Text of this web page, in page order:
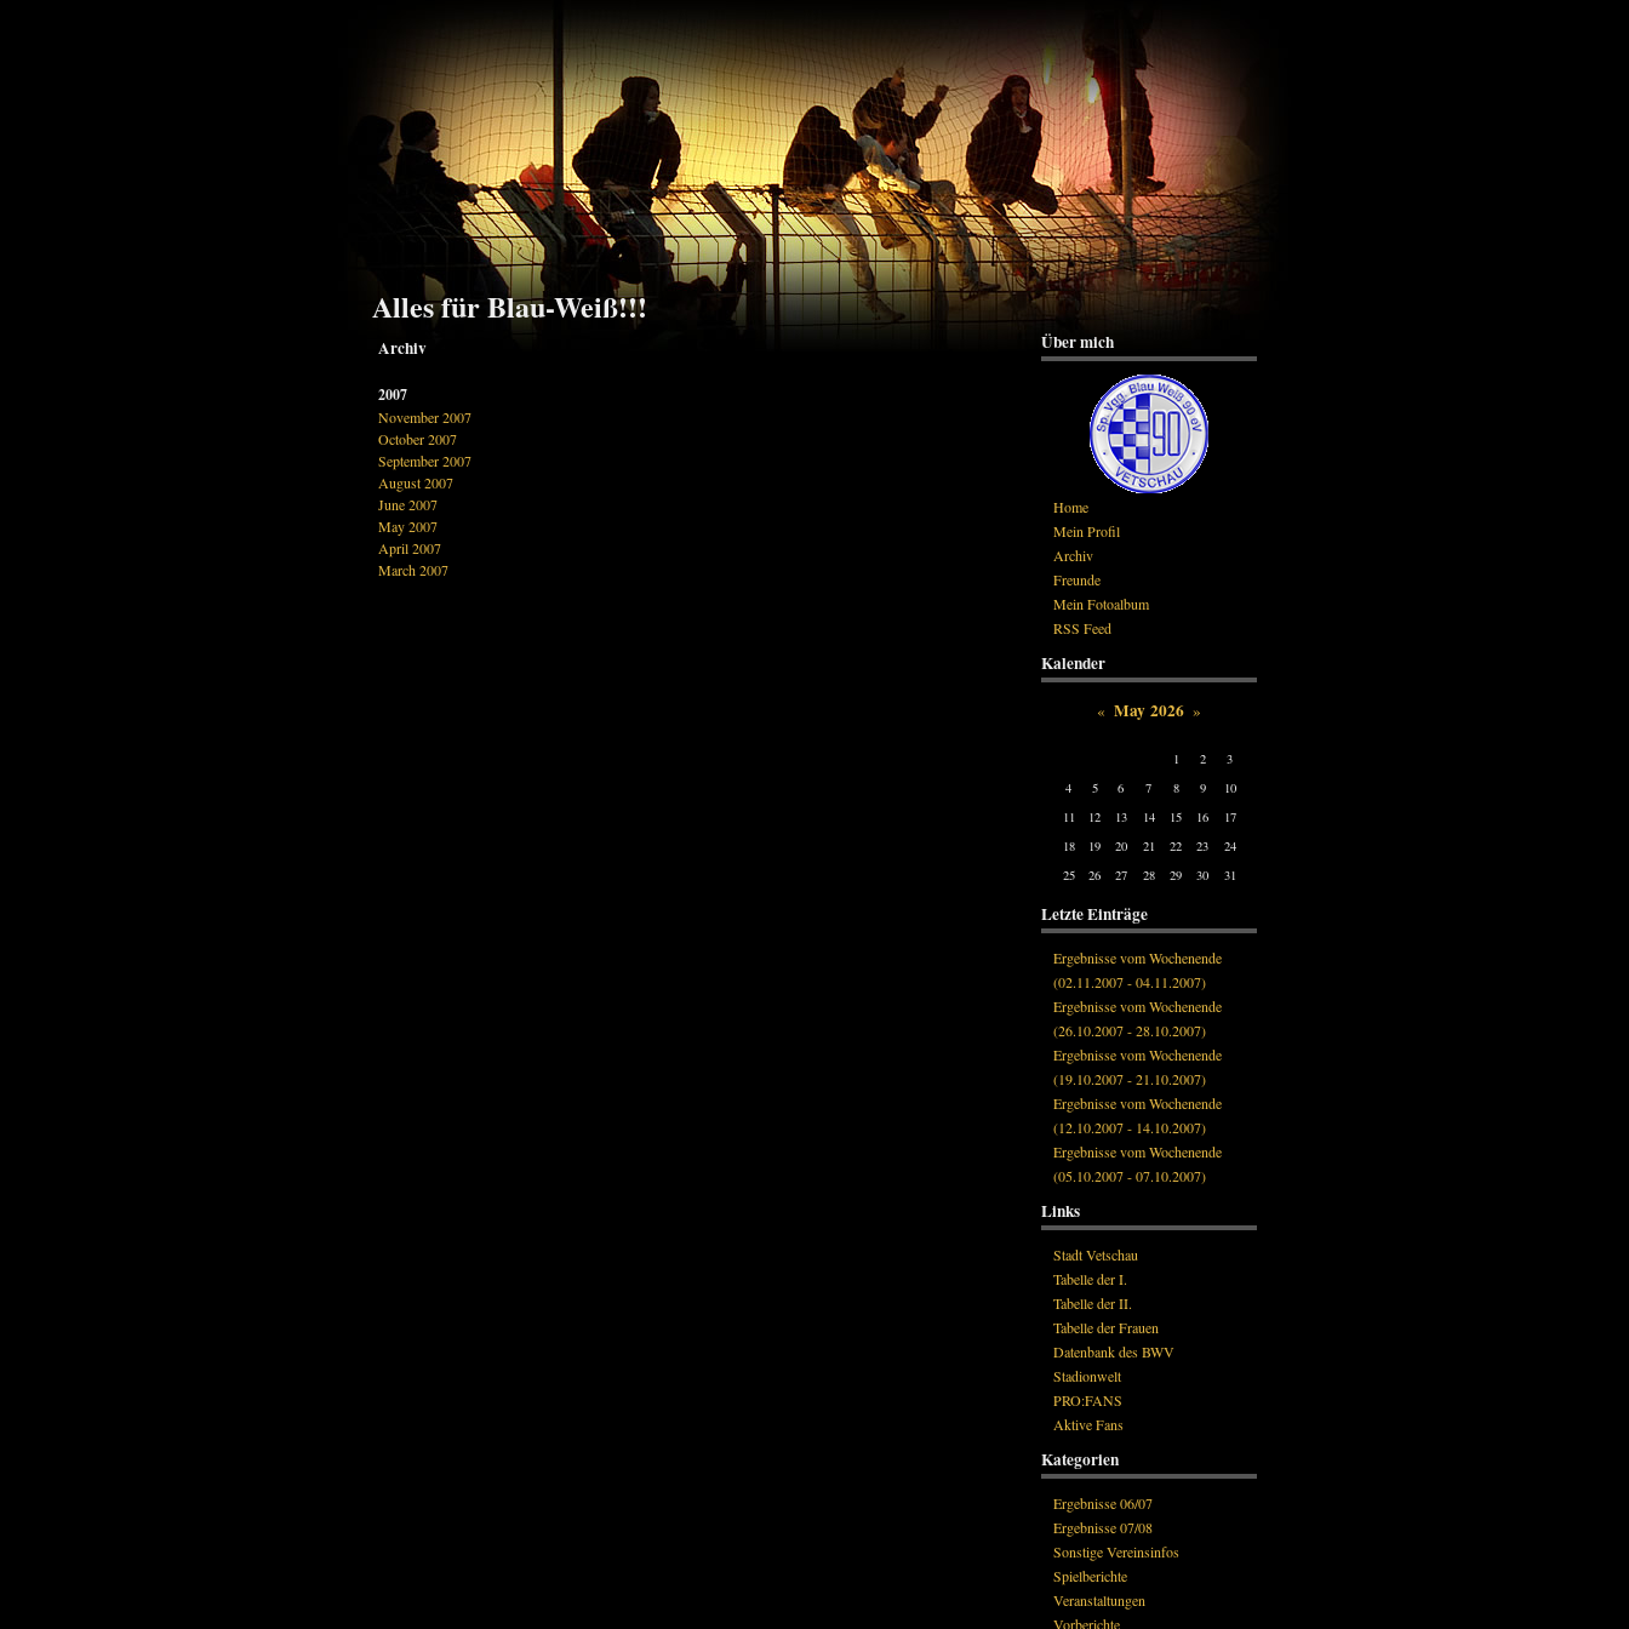
Alles für Blau-Weiß!!!
Archiv
2007
November 2007
October 2007
September 2007
August 2007
June 2007
May 2007
April 2007
March 2007
Über mich
Home
Mein Profil
Archiv
Freunde
Mein Fotoalbum
RSS Feed
Kalender
« May 2026 »
1 2
3
4
5 6 7 8 9
10
11
12 13 14 15 16
17
18
19 20 21 22 23
24
25
26 27 28 29 30 31
Letzte Einträge
Ergebnisse vom Wochenende
(02.11.2007 - 04.11.2007)
Ergebnisse vom Wochenende
(26.10.2007 - 28.10.2007)
Ergebnisse vom Wochenende
(19.10.2007 - 21.10.2007)
Ergebnisse vom Wochenende
(12.10.2007 - 14.10.2007)
Ergebnisse vom Wochenende
(05.10.2007 - 07.10.2007)
Links
Stadt Vetschau
Tabelle der I.
Tabelle der II.
Tabelle der Frauen
Datenbank des BWV
Stadionwelt
PRO:FANS
Aktive Fans
Kategorien
Ergebnisse 06/07
Ergebnisse 07/08
Sonstige Vereinsinfos
Spielberichte
Veranstaltungen
Vorberichte